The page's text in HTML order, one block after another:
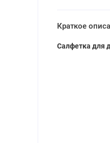
Краткое
Салфетка для